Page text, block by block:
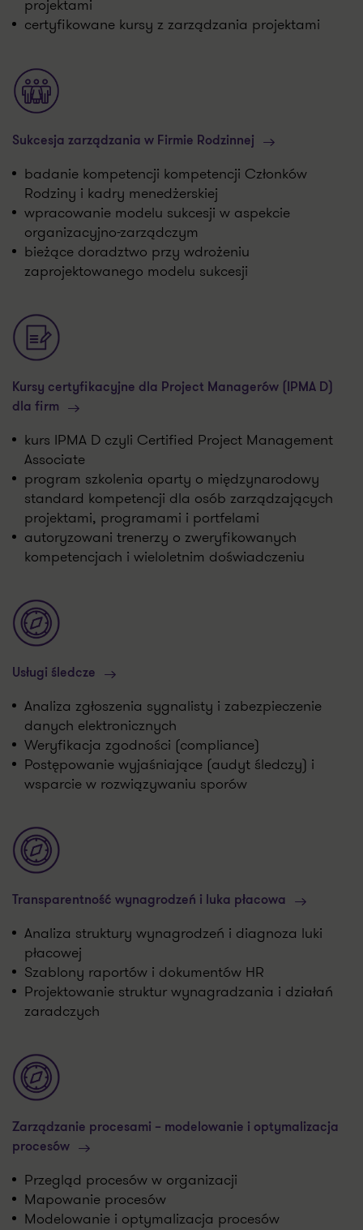
projektami
certyfikowane kursy z zarządzania projektami
Sukcesja zarządzania w Firmie Rodzinnej
badanie kompetencji kompetencji Członków
Rodziny i kadry menedżerskiej
wpracowanie modelu sukcesji w aspekcie
organizacyjno-zarządczym
bieżące doradztwo przy wdrożeniu
zaprojektowanego modelu sukcesji
Kursy certyfikacyjne dla Project Managerów (IPMA D)
dla firm
kurs IPMA D czyli Certified Project Management
Associate
program szkolenia oparty o międzynarodowy
standard kompetencji dla osób zarządzających
projektami, programami i portfelami
autoryzowani trenerzy o zweryfikowanych
kompetencjach i wieloletnim doświadczeniu
Usługi śledcze
Analiza zgłoszenia sygnalisty i zabezpieczenie
danych elektronicznych
Weryfikacja zgodności (compliance)
Postępowanie wyjaśniające (audyt śledczy) i
wsparcie w rozwiązywaniu sporów
Transparentność wynagrodzeń i luka płacowa
Analiza struktury wynagrodzeń i diagnoza luki
płacowej
Szablony raportów i dokumentów HR
Projektowanie struktur wynagradzania i działań
zaradczych
Zarządzanie procesami – modelowanie i optymalizacja
procesów
Przegląd procesów w organizacji
Mapowanie procesów
Modelowanie i optymalizacja procesów